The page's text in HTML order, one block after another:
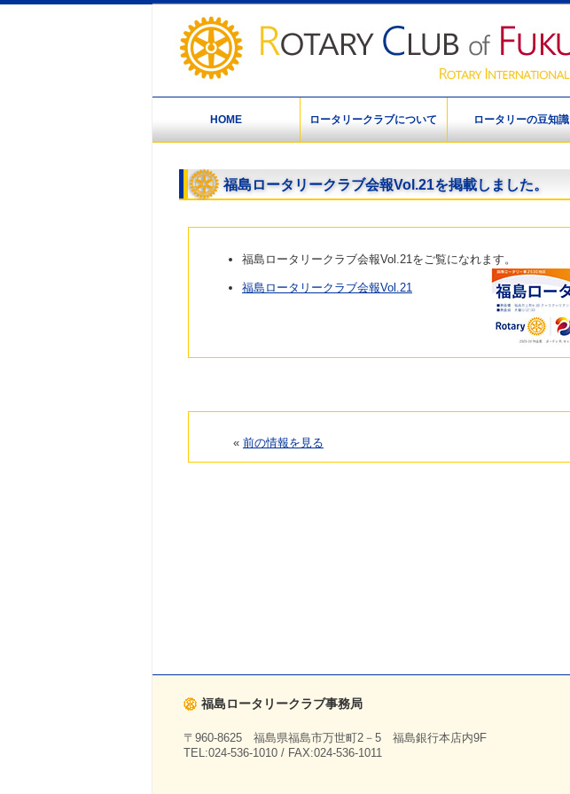
HOME ロータリークラブについて ロータリーの豆知識
福島ロータリークラブ会報Vol.21を掲載しました。
福島ロータリークラブ会報Vol.21をご覧になれます。
福島ロータリークラブ会報Vol.21
« 前の情報を見る
福島ロータリークラブ事務局
〒960-8625 福島県福島市万世町2－5 福島銀行本店内9F
TEL:024-536-1010 / FAX:024-536-1011